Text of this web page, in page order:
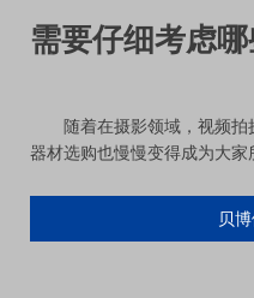
需要仔细考虑
随着在摄影领域，视频拍
器材选购也慢慢变得成为大
贝